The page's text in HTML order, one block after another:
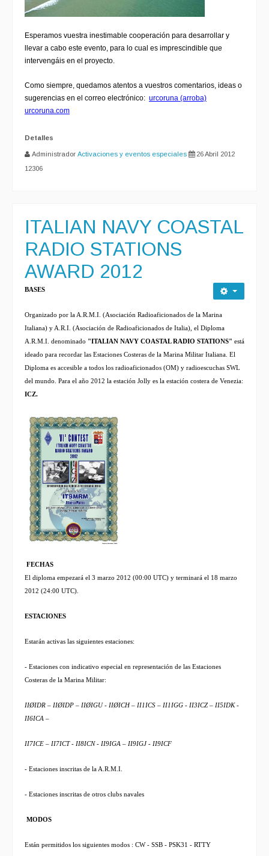
Esperamos vuestra inestimable cooperación para desarrollar y
llevar a cabo este evento, para lo cual es imprescindible que
intervengáis en el proyecto.
Como siempre, quedamos atentos a vuestros comentarios, ideas o
sugerencias en el correo electrónico: urcoruna (arroba)
urcoruna.com
Detalles
Administrador Activaciones y eventos especiales
26 Abril 2012
12306
ITALIAN NAVY COASTAL
RADIO STATIONS
AWARD 2012
BASES
Organizado por la A.R.M.I. (Asociación Radioaficionados de la Marina
Italiana) y A.R.I. (Asociación de Radioaficionados de Italia), el Diploma
A.R.M.I. denominado "ITALIAN NAVY COASTAL RADIO STATIONS" está
ideado para recordar las Estaciones Costeras de la Marina Militar Italiana. El
Diploma es accesible a todos los radioaficionados (OM) y radioescuchas SWL
del mundo. Para el año 2012 la estación Jolly es la estación costera de Venezia:
ICZ.
FECHAS
El diploma empezará el 3 marzo 2012 (00:00 UTC) y terminará el 18 marzo
2012 (24:00 UTC).
ESTACIONES
Estarán activas las siguientes estaciones:
- Estaciones con indicativo especial en representación de las Estaciones
Costeras de la Marina Militar:
IIØIDR – IIØIDP – IIØIGU - IIØICH – II1ICS – II1IGG - II3ICZ – II5IDK -
II6ICA –
II7ICE – II7ICT - II8ICN - II9IGA – II9IGJ - II9ICF
- Estaciones inscritas de la A.R.M.I.
- Estaciones inscritas de otros clubs navales
MODOS
Están permitidos los siguientes modos : CW - SSB - PSK31 - RTTY